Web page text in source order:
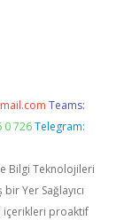
Teams:
0 726 Telegram:
Bilgi Teknolojileri
Yer Sağlayıcı
içerikleri proaktif